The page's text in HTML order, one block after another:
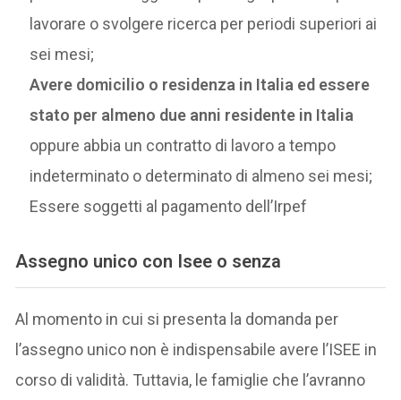
lavorare o svolgere ricerca per periodi superiori ai
sei mesi;
Avere domicilio o residenza in Italia ed essere
stato per almeno due anni residente in Italia
oppure abbia un contratto di lavoro a tempo
indeterminato o determinato di almeno sei mesi;
Essere soggetti al pagamento dell’Irpef
Assegno unico con Isee o senza
Al momento in cui si presenta la domanda per
l’assegno unico non è indispensabile avere l’ISEE in
corso di validità. Tuttavia, le famiglie che l’avranno